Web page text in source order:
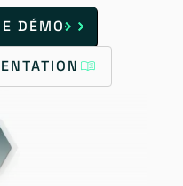
DÉMO